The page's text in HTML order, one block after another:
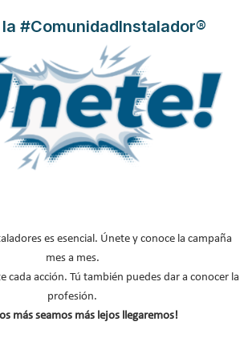
Muy alto
Muy alto
de 100 m2, pero que no ha sido
de ahorro energético
6.500 kWh de demanda térmica al año. Si
cubrimos con la bomba de calor con un SCOP
es un consumo eléctrico de 1.625 kWh
la #ComunidadInstalador®
es esencial. Únete y conoce la campaña
mes a mes.
cada acción. Tú también puedes dar a conocer la
profesión.
más seamos más lejos llegaremos!